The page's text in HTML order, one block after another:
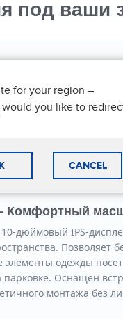
под ваши
и
высокого
функциями
на удобные
размеры позволяют
даже в узкие
Комфортный
дюймовый IPS-
Позволяет
элементы одежды
парковке. Оснащен
монтажа без
for your region –
you like to
CANCEL